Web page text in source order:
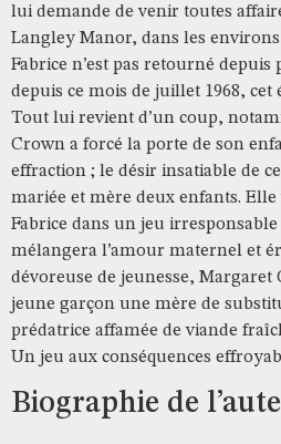
lui demande de venir toutes
Langley Manor, dans les
Fabrice n’est pas retourné depuis
depuis ce mois de juillet 1968, cet
Tout lui revient d’un coup,
Crown a forcé la porte de son
effraction ; le désir insatiable de
mariée et mère deux enfants.
Fabrice dans un jeu
mélangera l’amour maternel et
dévoreuse de jeunesse,
jeune garçon une mère de
prédatrice affamée de viande
Un jeu aux conséquences
Biographie de